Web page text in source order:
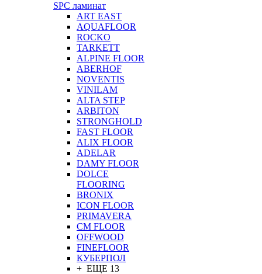
SPC ламинат
ART EAST
AQUAFLOOR
ROCKO
TARKETT
ALPINE FLOOR
ABERHOF
NOVENTIS
VINILAM
ALTA STEP
ARBITON
STRONGHOLD
FAST FLOOR
ALIX FLOOR
ADELAR
DAMY FLOOR
DOLCE
FLOORING
BRONIX
ICON FLOOR
PRIMAVERA
CM FLOOR
OFFWOOD
FINEFLOOR
КУБЕРПОЛ
+ ЕЩЕ 13